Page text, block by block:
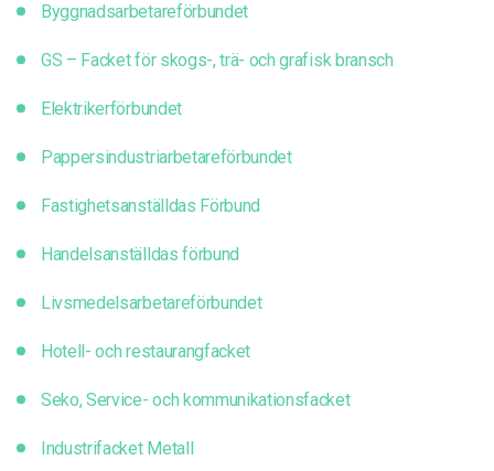
Byggnadsarbetareförbundet
GS – Facket för skogs-, trä- och grafisk bransch
Elektrikerförbundet
Pappersindustriarbetareförbundet
Fastighetsanställdas Förbund
Handelsanställdas förbund
Livsmedelsarbetareförbundet
Hotell- och restaurangfacket
Seko, Service- och kommunikationsfacket
Industrifacket Metall